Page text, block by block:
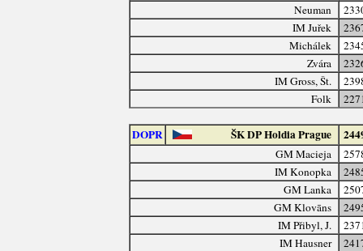
Neuman
IM Juřek
Michálek
Zvára
IM Gross, Št.
Folk
DOPR ŠK DP Holdia Prague
GM Macieja
IM Konopka
GM Lanka
GM Klovāns
IM Přibyl, J.
IM Hausner